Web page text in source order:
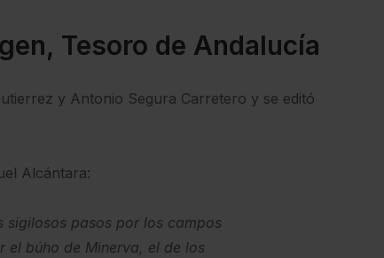
Tesoro de Andalucía
y Antonio Segura Carretero y se editó
Alcántara:
sigilosos pasos por los campos
el búho de Minerva, el de los